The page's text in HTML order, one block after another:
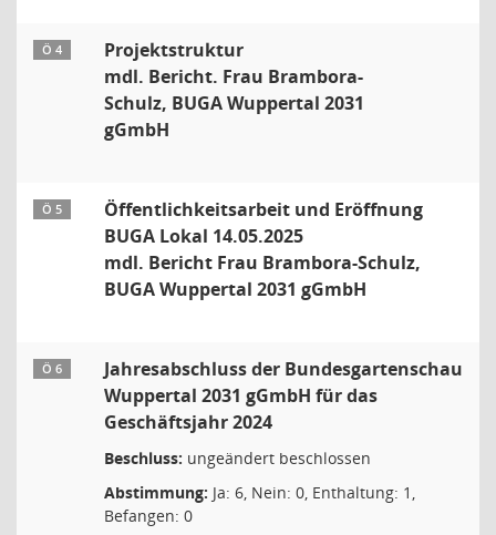
Ö 4
Projektstruktur
mdl. Bericht. Frau Brambora-
Schulz, BUGA Wuppertal 2031
gGmbH
Ö 5
Öffentlichkeitsarbeit und Eröffnung
BUGA Lokal 14.05.2025
mdl. Bericht Frau Brambora-Schulz,
BUGA Wuppertal 2031 gGmbH
Ö 6
Jahresabschluss der Bundesgartenschau
Wuppertal 2031 gGmbH für das
Geschäftsjahr 2024
Beschluss: ungeändert beschlossen
Abstimmung: Ja: 6, Nein: 0, Enthaltung: 1,
Befangen: 0